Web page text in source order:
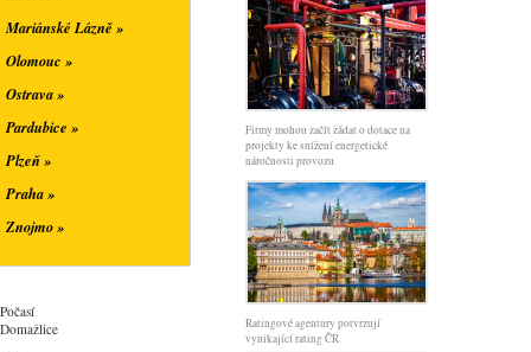
Firmy mohou začít žádat o dotace na
projekty ke snížení energetické
náročnosti provozu
Ratingové agentury potvrzují
vynikající rating ČR
Mariánské Lázně »
Olomouc »
Ostrava »
Pardubice »
Plzeň »
Praha »
Znojmo »
Počasí
Domažlice